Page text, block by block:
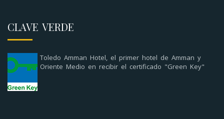
CLAVE VERDE
Toledo Amman Hotel, el primer hotel de Amman y
Oriente Medio en recibir el certificado "Green Key"